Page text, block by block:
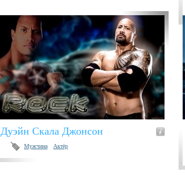
Дуэйн Скала Джонсон
Мужчина Актёр